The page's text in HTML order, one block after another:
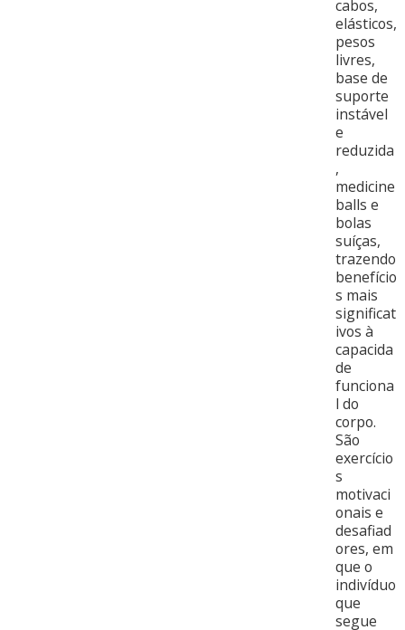
cabos,
elásticos,
pesos
livres,
base de
suporte
instável
e
reduzida
,
medicine
balls e
bolas
suíças,
trazendo
benefício
s mais
significat
ivos à
capacida
de
funciona
l do
corpo.
São
exercício
s
motivaci
onais e
desafiad
ores, em
que o
indivíduo
que
segue